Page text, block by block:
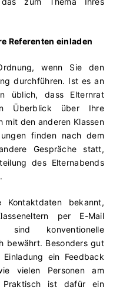
Referenten einladen
wenn Sie den
durchführen. Ist es an
üblich, dass Elternrat
Überblick über Ihre
mit den anderen Klassen
finden nach dem
Gespräche statt,
des Elternabends
bekannt,
per E-Mail
konventionelle
bewährt. Besonders gut
ein Feedback
vielen Personen am
Praktisch ist dafür ein